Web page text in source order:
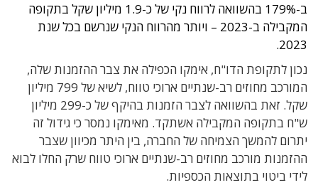
ב-179% בהשוואה לרווח נקי של כ-1.9 מיליון שקל בתקופה
המקבילה ב-2023 – ויותר מהרווח הנקי שנרשם בכל שנת
2023.
נכון לתקופת הדו"ח, אימקו הכפילה את צבר ההזמנות שלה,
המורכב מחוזים רב-שנתיים ארוכי טווח, לשיא של 799 מיליון
שקל. זאת בהשוואה לצבר הזמנות בהיקף של כ-299 מיליון
ש"ח בתקופה המקבילה אשתקד. מאימקו נמסר כי גידול זה
יתרום להמשך הצמיחה של החברה, בין היתר מכיוון שצבר
ההזמנות מורכב מחוזים רב-שנתיים ארוכי טווח שרק החלו לבוא
לידי ביטוי בתוצאות הכספיות.